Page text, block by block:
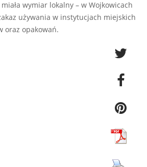
wymiar lokalny – w Wojkowicach
używania w instytucjach miejskich
oraz opakowań.